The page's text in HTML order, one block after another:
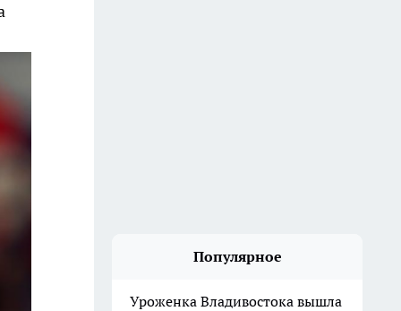
Популярное
Уроженка Владивостока вышла